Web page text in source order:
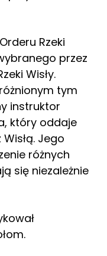
Rzeki
przez
Wisły.
tym
instruktor
który oddaje
Jego
różnych
się niezależnie